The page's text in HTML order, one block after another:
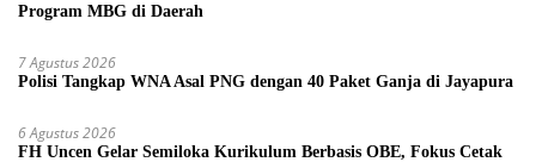
Program MBG di Daerah
7 Agustus 2026
Polisi Tangkap WNA Asal PNG dengan 40 Paket Ganja di Jayapura
6 Agustus 2026
FH Uncen Gelar Semiloka Kurikulum Berbasis OBE, Fokus Cetak